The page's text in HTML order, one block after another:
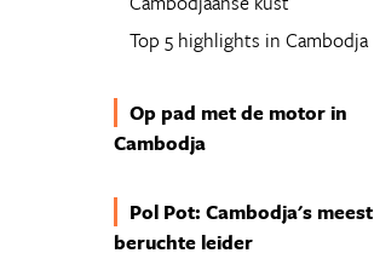
Top 5 highlights in Cambodja
Op pad met de motor in
Cambodja
Pol Pot: Cambodja's meest
beruchte leider